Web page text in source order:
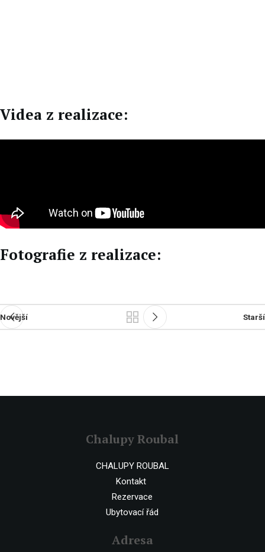
Videa z realizace:
Fotografie z realizace:
Novější Starší
Chalupy Roubal
CHALUPY ROUBAL
Kontakt
Rezervace
Ubytovací řád
Adresa